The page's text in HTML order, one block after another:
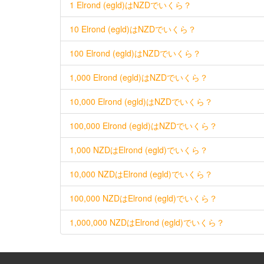
1 Elrond (egld)はNZDでいくら？
10 Elrond (egld)はNZDでいくら？
100 Elrond (egld)はNZDでいくら？
1,000 Elrond (egld)はNZDでいくら？
10,000 Elrond (egld)はNZDでいくら？
100,000 Elrond (egld)はNZDでいくら？
1,000 NZDはElrond (egld)でいくら？
10,000 NZDはElrond (egld)でいくら？
100,000 NZDはElrond (egld)でいくら？
1,000,000 NZDはElrond (egld)でいくら？